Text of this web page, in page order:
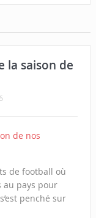
la saison de
de football où
au pays pour
penché sur